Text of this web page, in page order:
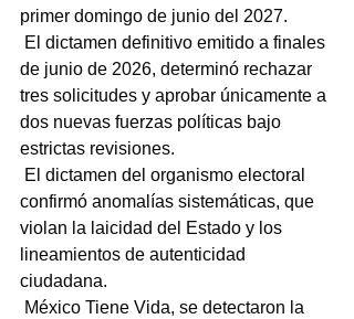
primer domingo de junio del 2027.
El dictamen definitivo emitido a finales
de junio de 2026, determinó rechazar
tres solicitudes y aprobar únicamente a
dos nuevas fuerzas políticas bajo
estrictas revisiones.
El dictamen del organismo electoral
confirmó anomalías sistemáticas, que
violan la laicidad del Estado y los
lineamientos de autenticidad
ciudadana.
México Tiene Vida, se detectaron la